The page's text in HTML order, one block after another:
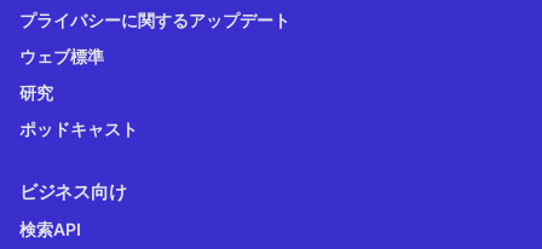
プライバシーに関するアップデート
ウェブ標準
研究
ポッドキャスト
ビジネス向け
検索API